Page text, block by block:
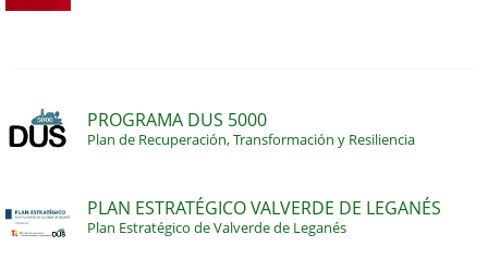
PROGRAMA DUS 5000
Plan de Recuperación, Transformación y Resiliencia
PLAN ESTRATÉGICO VALVERDE DE LEGANÉS
Plan Estratégico de Valverde de Leganés